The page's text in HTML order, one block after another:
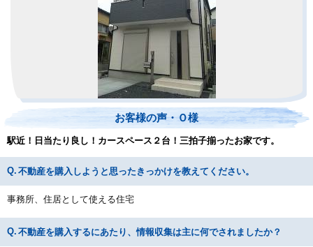
お客様の声・Ｏ様
駅近！日当たり良し！カースペース２台！三拍子揃ったお家です。
不動産を購入しようと思ったきっかけを教えてください。
事務所、住居として使える住宅
不動産を購入するにあたり、情報収集は主に何でされましたか？